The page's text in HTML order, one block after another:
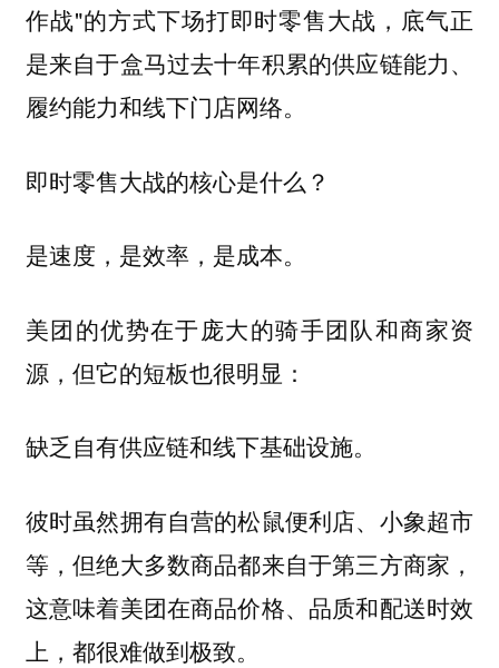
作战"的方式下场打即时零售大战，底气正
是来自于盒马过去十年积累的供应链能力、
履约能力和线下门店网络。
即时零售大战的核心是什么？
是速度，是效率，是成本。
美团的优势在于庞大的骑手团队和商家资
源，但它的短板也很明显：
缺乏自有供应链和线下基础设施。
彼时虽然拥有自营的松鼠便利店、小象超市
等，但绝大多数商品都来自于第三方商家，
这意味着美团在商品价格、品质和配送时效
上，都很难做到极致。